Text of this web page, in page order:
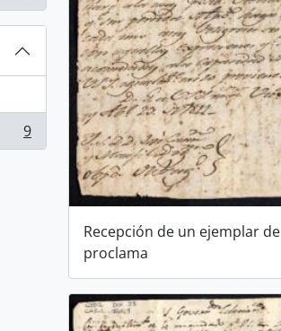
9
Recepción de un ejemplar de
proclama